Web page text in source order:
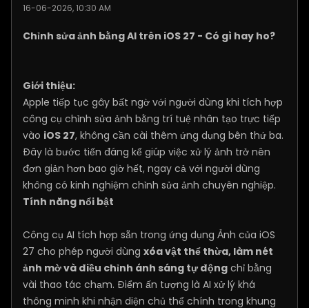
16-06-2026, 10:30 AM
Chỉnh sửa ảnh bằng AI trên iOS 27 - Có gì hay ho?
Giới thiệu:
Apple tiếp tục gây bất ngờ với người dùng khi tích hợp
công cụ chỉnh sửa ảnh bằng trí tuệ nhân tạo trực tiếp
vào iOS 27, không cần cài thêm ứng dụng bên thứ ba.
Đây là bước tiến đáng kể giúp việc xử lý ảnh trở nên
đơn giản hơn bao giờ hết, ngay cả với người dùng
không có kinh nghiệm chỉnh sửa ảnh chuyên nghiệp.
Tính năng nổi bật
Công cụ AI tích hợp sẵn trong ứng dụng Ảnh của iOS
27 cho phép người dùng xóa vật thể thừa, làm nét
ảnh mờ và điều chỉnh ánh sáng tự động chỉ bằng
vài thao tác chạm. Điểm ấn tượng là AI xử lý khá
thông minh khi nhận diện chủ thể chính trong khung